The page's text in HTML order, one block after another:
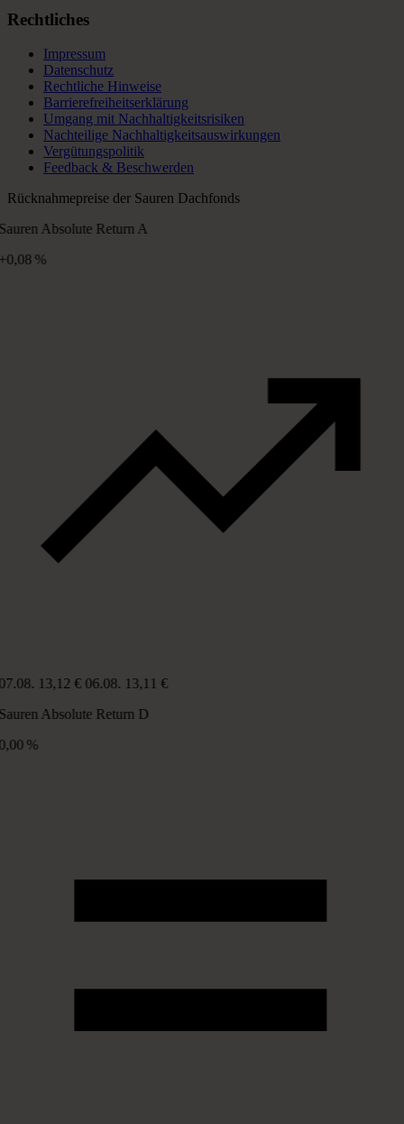
Rechtliches
Impressum
Datenschutz
Rechtliche Hinweise
Barrierefreiheitserklärung
Umgang mit Nachhaltigkeitsrisiken
Nachteilige Nachhaltigkeitsauswirkungen
Vergütungspolitik
Feedback & Beschwerden
Rücknahmepreise der Sauren Dachfonds
Absolute Return A
%
13,12 € 06.08. 13,11 €
Absolute Return D
%